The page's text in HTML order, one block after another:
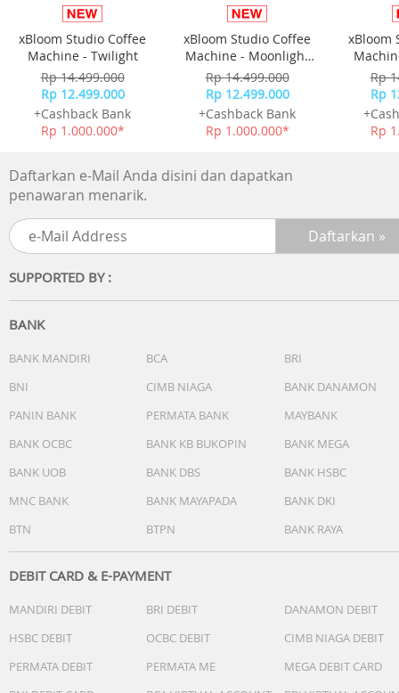
xBloom Studio Coffee
Machine - Twilight
Rp 14.499.000
Rp 12.499.000
+Cashback Bank
Rp 1.000.000*
xBloom Studio Coffee
Machine - Moonlight
White
Rp 14.499.000
Rp 12.499.000
+Cashback Bank
Rp 1.000.000*
xBloom
Rp
Rp
Rp
Daftarkan e-Mail Anda disini dan dapatkan
penawaran menarik.
SUPPORTED BY :
BANK
BANK MANDIRI BCA
BRI
BNI
CIMB NIAGA
BANK DANAMON
PANIN BANK
PERMATA BANK
MAYBANK
BANK OCBC
BANK KB BUKOPIN
BANK MEGA
BANK UOB
BANK DBS
BANK HSBC
MNC BANK
BANK MAYAPADA
BANK DKI
BTN
BTPN BANK RAYA
DEBIT CARD & E-PAYMENT
MANDIRI DEBIT BRI DEBIT
DANAMON DEBIT
HSBC DEBIT
OCBC DEBIT
CIMB NIAGA DEBIT
PERMATA DEBIT
PERMATA ME
MEGA DEBIT CARD